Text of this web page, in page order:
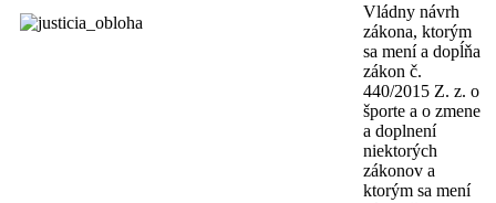
Vládny návrh
zákona, ktorým
sa mení a dopĺňa
zákon č.
440/2015 Z. z. o
športe a o zmene
a doplnení
niektorých
zákonov a
ktorým sa mení